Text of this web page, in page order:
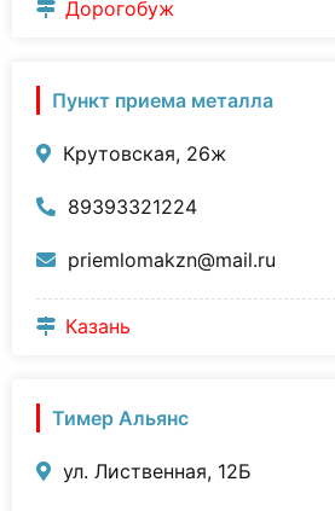
Дорогобуж
Пункт приема металла
Крутовская, 26ж
89393321224
priemlomakzn@mail.ru
Казань
Тимер Альянс
ул. Лиственная, 12Б